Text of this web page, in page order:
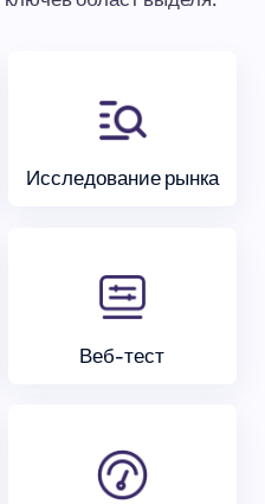
Исследование рынка
Веб-тест